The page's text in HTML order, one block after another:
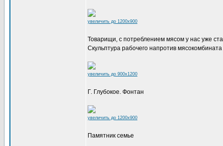
увеличить до 1200x900
Товарищи, с потреблением мясом у нас уже
Скульптура рабочего напротив мясокомбината
увеличить до 900x1200
Г. Глубокое. Фонтан
увеличить до 1200x900
Памятник семье